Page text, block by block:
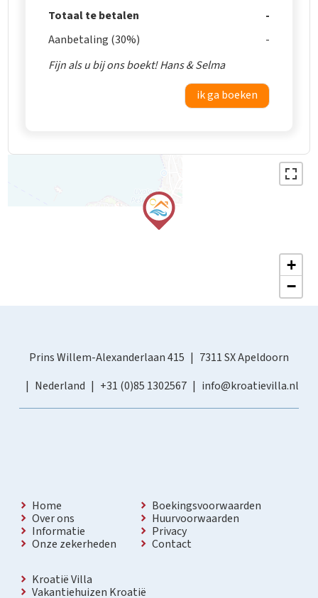
Totaal te betalen
Aanbetaling (30%)
Fijn als u bij ons boekt! Hans & Selma
ik ga boeken
+
−
Prins Willem-Alexanderlaan 415
7311 SX Apeldoorn
Nederland
+31 (0)85 1302567 info@kroatievilla.nl
Home
Over ons
Informatie
Onze zekerheden
Boekingsvoorwaarden
Huurvoorwaarden
Privacy
Contact
Kroatië Villa
Vakantiehuizen Kroatië